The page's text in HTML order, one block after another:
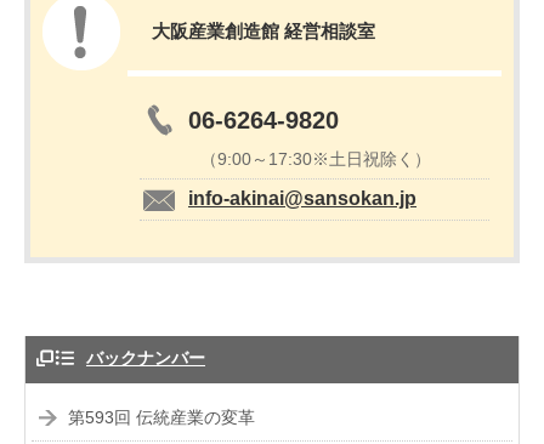
大阪産業創造館 経営相談室
06-6264-9820
（9:00～17:30※土日祝除く）
info-akinai@sansokan.jp
バックナンバー
第593回 伝統産業の変革